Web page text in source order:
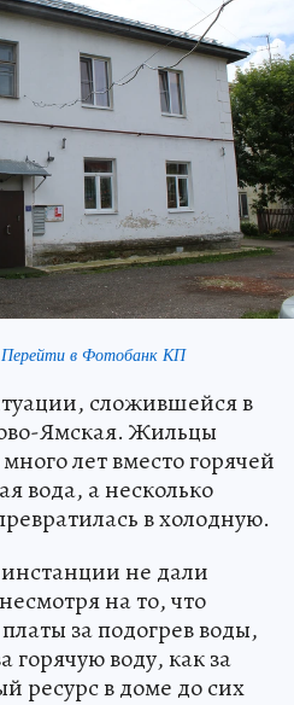
Перейти в Фотобанк КП
сложившейся в
Ямская. Жильцы
лет вместо горячей
вода, а несколько
в холодную.
не дали
на то, что
за подогрев воды,
горячую воду, как за
ресурс в доме до сих